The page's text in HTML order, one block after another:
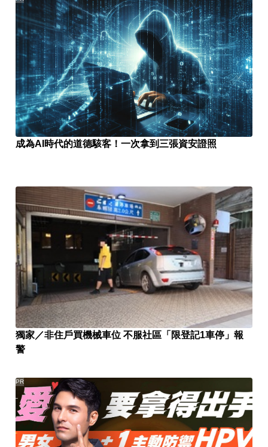
成為AI時代的道德駭客！一次拿到三張資安證照
獨家／非住戶買機械車位 不服社區「限登記1車停」報
警
PR